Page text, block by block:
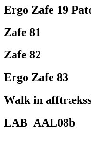
Ergo Zafe 19
Zafe 81
Zafe 82
Ergo Zafe 83
Walk in
LAB_AAL08b